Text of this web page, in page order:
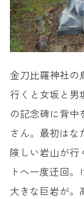
金刀比羅神社の
行くと女坂と男
の記念碑に背中
さん。最初はな
険しい岩山が行
トへ一度迂回
大きな巨岩が。